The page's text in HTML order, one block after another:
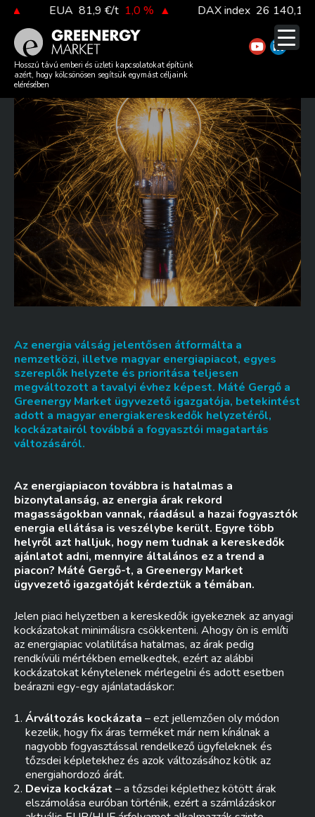
Skip
content
81,9 €/t 1,0 % ▲ DAX index 26 140,13 0,1
Hosszú távú emberi és üzleti kapcsolatokat építünk
azért, hogy kölcsönösen segítsük egymást céljaink
elérésében
RÖGÖS ÚTON AZ
ENERGIAKERESKEDELEM
Az energia válság jelentősen átformálta a
nemzetközi, illetve magyar energiapiacot, egyes
szereplők helyzete és prioritása teljesen
megváltozott a tavalyi évhez képest. Máté Gergő a
Greenergy Market ügyvezető igazgatója, betekintést
adott a magyar energiakereskedők helyzetéről,
kockázatairól továbbá a fogyasztói magatartás
változásáról.
Az energiapiacon továbbra is hatalmas a
bizonytalanság, az energia árak rekord
magasságokban vannak, ráadásul a hazai fogyasztók
energia ellátása is veszélybe került. Egyre több
helyről azt halljuk, hogy nem tudnak a kereskedők
ajánlatot adni, mennyire általános ez a trend a
piacon? Máté Gergő-t, a Greenergy Market
ügyvezető igazgatóját kérdeztük a témában.
Jelen piaci helyzetben a kereskedők igyekeznek az anyagi
kockázatokat minimálisra csökkenteni. Ahogy ön is említi
az energiapiac volatilitása hatalmas, az árak pedig
rendkívüli mértékben emelkedtek, ezért az alábbi
kockázatokat kénytelenek mérlegelni és adott esetben
beárazni egy-egy ajánlatadáskor:
Árváltozás kockázata – ezt jellemzően oly módon
kezelik, hogy fix áras terméket már nem kínálnak a
nagyobb fogyasztással rendelkező ügyfeleknek és
tőzsdei képletekhez és azok változásához kötik az
energiahordozó árát.
Deviza kockázat – a tőzsdei képlethez kötött árak
elszámolása euróban történik, ezért a számlázáskor